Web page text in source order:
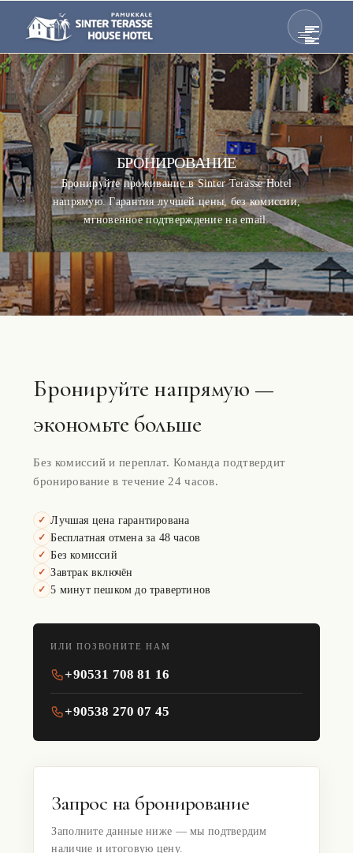
БРОНИРОВАНИЕ
Бронируйте проживание в Sinter Terasse Hotel
напрямую. Гарантия лучшей цены, без комиссии,
мгновенное подтверждение на email.
Бронируйте напрямую —
экономьте больше
Без комиссий и переплат. Команда подтвердит
бронирование в течение 24 часов.
✓ Лучшая цена гарантирована
✓ Бесплатная отмена за 48 часов
✓ Без комиссий
✓ Завтрак включён
✓ 5 минут пешком до травертинов
ИЛИ ПОЗВОНИТЕ НАМ
+90531 708 81 16
+90538 270 07 45
Запрос на бронирование
Заполните данные ниже — мы подтвердим
наличие и итоговую цену.